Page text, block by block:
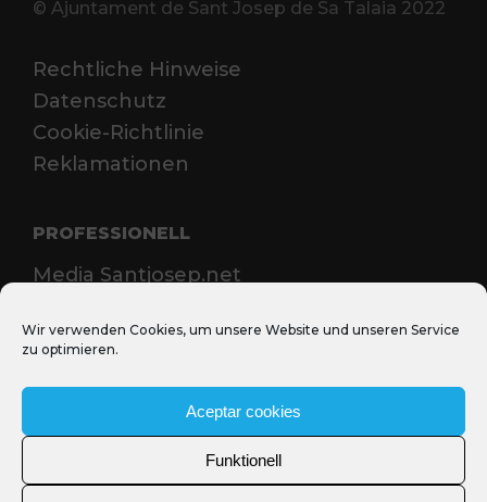
Wir verwenden Cookies, um unsere Website und unseren Service
zu optimieren.
Aceptar cookies
Funktionell
© Ajuntament de Sant Josep de Sa Talaia 2022
Rechtliche Hinweise
Datenschutz
Cookie-Richtlinie
Reklamationen
PROFESSIONELL
Media Santjosep.net